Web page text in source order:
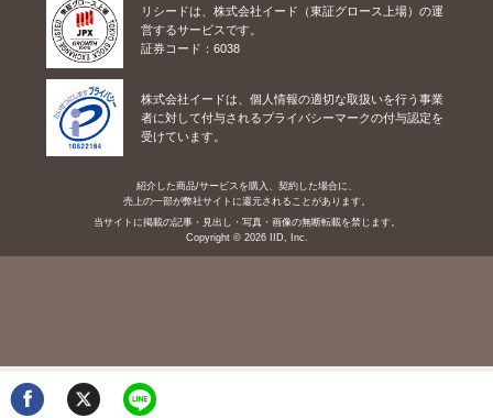
リシードは、株式会社イード（東証グロース上場）の運
営するサービスです。
証券コード：6038
株式会社イードは、個人情報の適切な取扱いを行う事業
者に対して付与されるプライバシーマークの付与認定を
受けています。
紹介した商品/サービスを購入、契約した場合に、
売上の一部が弊社サイトに還元されることがあります。
当サイトに掲載の記事・見出し・写真・画像の無断転載を禁じます。
Copyright © 2026 IID, Inc.